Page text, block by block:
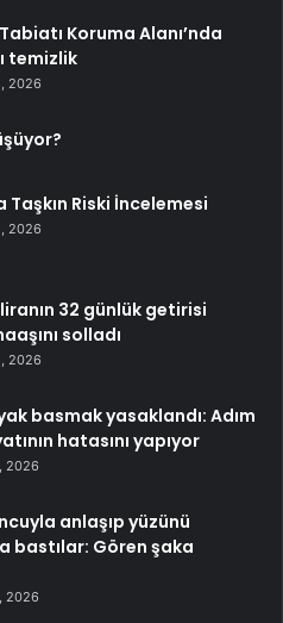
Koruma Alanı’nda
temizlik
2026
Taşkın Riski İncelemesi
2026
32 günlük getirisi
solladı
2026
basmak yasaklandı: Adım
hatasını yapıyor
2026
anlaşıp yüzünü
bastılar: Gören şaka
2026